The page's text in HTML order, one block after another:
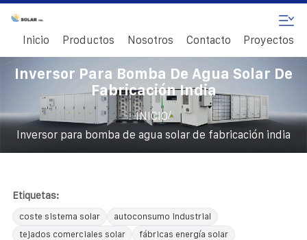
Inicio Productos Nosotros Contacto Proyectos
Inversor Para Bomba De Agua Solar De
Fabricación India
INICIO/
Inversor para bomba de agua solar de fabricación india
Etiquetas:
coste sistema solar
autoconsumo industrial
tejados comerciales solar
fábricas energía solar